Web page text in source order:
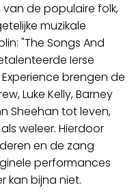
de populaire folk,
muzikale
"The Songs And
Ierse
brengen de
Luke Kelly, Barney
Sheehan tot leven,
weleer. Hierdoor
en de zang
performances
kan bijna niet.